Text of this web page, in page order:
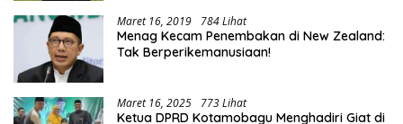
Maret 16, 2019 784 Lihat
Menag Kecam Penembakan di New Zealand:
Tak Berperikemanusiaan!
Maret 16, 2025 773 Lihat
Ketua DPRD Kotamobagu Menghadiri Giat di